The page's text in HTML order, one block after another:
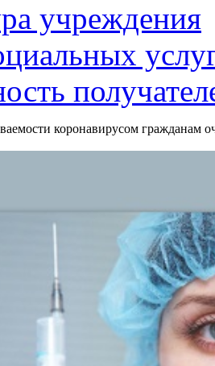
учреждения
коронавирусом гражданам